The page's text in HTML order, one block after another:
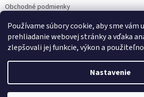
Používame súbory cookie, aby sme
prehliadanie webovej stránky a vďaka
zlepšovali jej funkcie, výkon a
Nastavenie
Obchodné podmienky
Moja objednávka
Vytvoril Shoptet